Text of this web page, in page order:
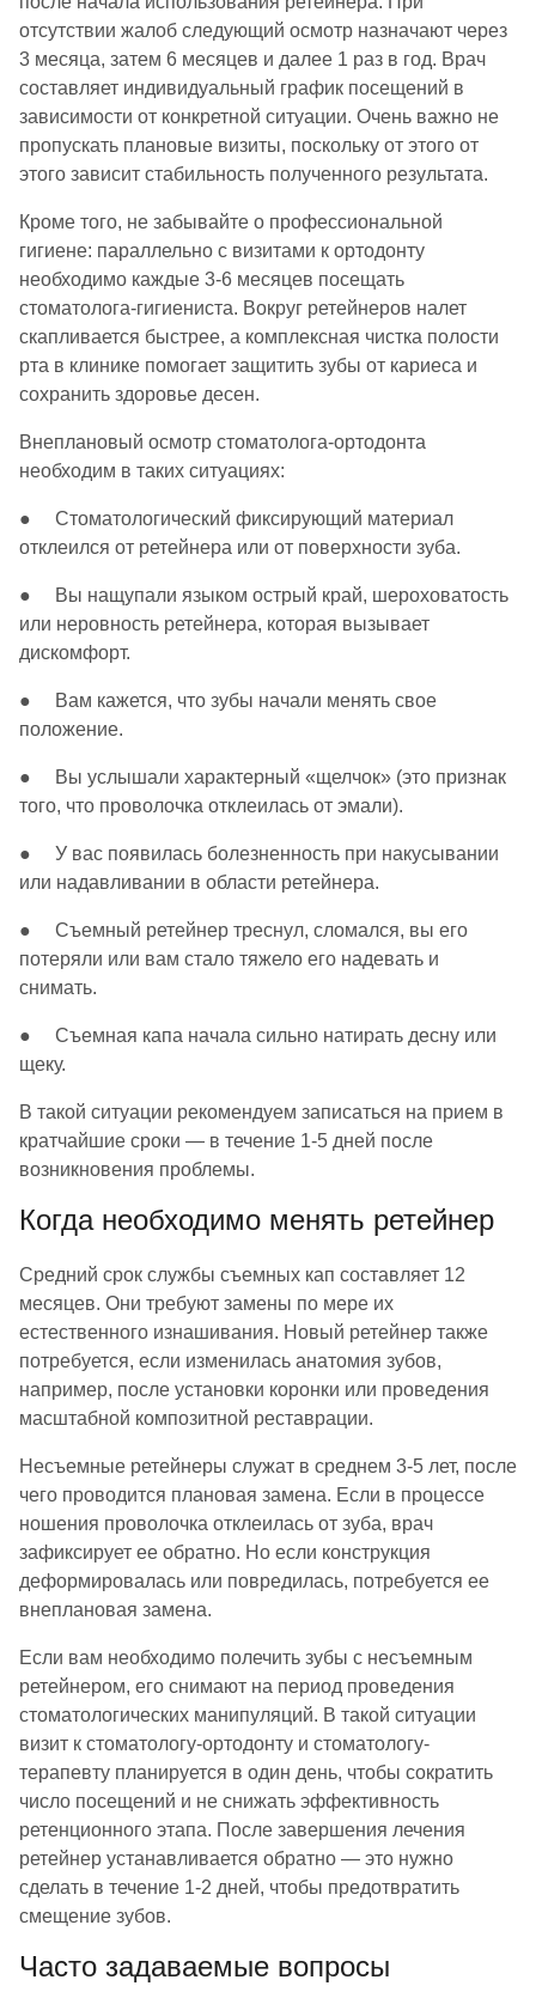
отсутствии жалоб следующий осмотр назначают через
3 месяца, затем 6 месяцев и далее 1 раз в год. Врач
составляет индивидуальный график посещений в
зависимости от конкретной ситуации. Очень важно не
пропускать плановые визиты, поскольку от этого от
этого зависит стабильность полученного результата.
Кроме того, не забывайте о профессиональной
гигиене: параллельно с визитами к ортодонту
необходимо каждые 3-6 месяцев посещать
стоматолога-гигиениста. Вокруг ретейнеров налет
скапливается быстрее, а комплексная чистка полости
рта в клинике помогает защитить зубы от кариеса и
сохранить здоровье десен.
Внеплановый осмотр стоматолога-ортодонта
необходим в таких ситуациях:
● Стоматологический фиксирующий материал
отклеился от ретейнера или от поверхности зуба.
● Вы нащупали языком острый край, шероховатость
или неровность ретейнера, которая вызывает
дискомфорт.
● Вам кажется, что зубы начали менять свое
положение.
● Вы услышали характерный «щелчок» (это признак
того, что проволочка отклеилась от эмали).
● У вас появилась болезненность при накусывании
или надавливании в области ретейнера.
● Съемный ретейнер треснул, сломался, вы его
потеряли или вам стало тяжело его надевать и
снимать.
● Съемная капа начала сильно натирать десну или
щеку.
В такой ситуации рекомендуем записаться на прием в
кратчайшие сроки — в течение 1-5 дней после
возникновения проблемы.
Когда необходимо менять ретейнер
Средний срок службы съемных кап составляет 12
месяцев. Они требуют замены по мере их
естественного изнашивания. Новый ретейнер также
потребуется, если изменилась анатомия зубов,
например, после установки коронки или проведения
масштабной композитной реставрации.
Несъемные ретейнеры служат в среднем 3-5 лет, после
чего проводится плановая замена. Если в процессе
ношения проволочка отклеилась от зуба, врач
зафиксирует ее обратно. Но если конструкция
деформировалась или повредилась, потребуется ее
внеплановая замена.
Если вам необходимо полечить зубы с несъемным
ретейнером, его снимают на период проведения
стоматологических манипуляций. В такой ситуации
визит к стоматологу-ортодонту и стоматологу-
терапевту планируется в один день, чтобы сократить
число посещений и не снижать эффективность
ретенционного этапа. После завершения лечения
ретейнер устанавливается обратно — это нужно
сделать в течение 1-2 дней, чтобы предотвратить
смещение зубов.
Часто задаваемые вопросы